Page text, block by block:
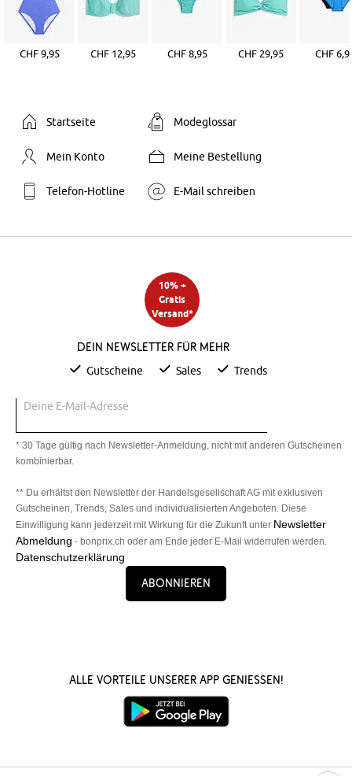
CHF 9,95 CHF 12,95 CHF 8,95 CHF 29,95 CHF
Startseite Modeglossar
Mein Konto Meine Bestellung
Telefon-Hotline E-Mail schreiben
10% +
Gratis
Versand*
Dein Newsletter für mehr
Gutscheine Sales Trends
Deine E-Mail-Adresse
* 30 Tage gültig nach Newsletter-Anmeldung, nicht mit anderen Gutscheinen
kombinierbar.
** Du erhältst den Newsletter der Handelsgesellschaft AG mit exklusiven
Gutscheinen, Trends, Sales und individualisierten Angeboten. Diese
Einwilligung kann jederzeit mit Wirkung für die Zukunft unter Newsletter
Abmeldung - bonprix.ch oder am Ende jeder E-Mail widerrufen werden.
Datenschutzerklärung
Abonnieren
Alle Vorteile unserer App genießen!